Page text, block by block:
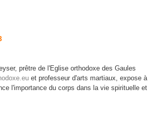
prêtre de l'Eglise orthodoxe des Gaules
et professeur d'arts martiaux, expose à
l'importance du corps dans la vie spirituelle et